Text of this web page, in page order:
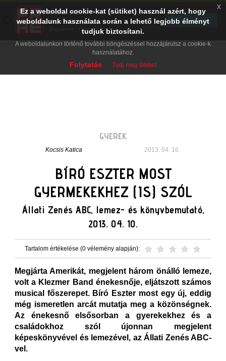
GYEREK
Kocsis Katica 2013. 04. 16.
BÍRÓ ESZTER MOST
GYERMEKEKHEZ (IS) SZÓL
Állati Zenés ABC, lemez- és könyvbemutató,
2013. 04. 10.
Tartalom értékelése (0 vélemény alapján):
Megjárta Amerikát, megjelent három önálló lemeze,
volt a Klezmer Band énekesnője, eljátszott számos
musical főszerepet. Bíró Eszter most egy új, eddig
még ismeretlen arcát mutatja meg a közönségnek.
Az énekesnő elsősorban a gyerekekhez és a
családokhoz szól újonnan megjelent
képeskönyvével és lemezével, az Állati Zenés ABC-
vel.
Ez a weboldal cookie-kat (sütiket) használ azért, hogy
weboldalunk használata során a lehető legjobb élményt
tudjuk biztosítani.
A weboldalunkon történő további böngészéssel hozzájárulsz a cookie-k
használatához.
Folytatás Tudj meg többet
x
PRAE.HU
Digital Evolution
Ingyenes - Google Play
TELEPÍTÉS